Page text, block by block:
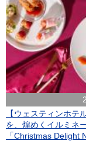
【ウェスティンホテ
を、煌めくイルミネ
「Christmas Delight